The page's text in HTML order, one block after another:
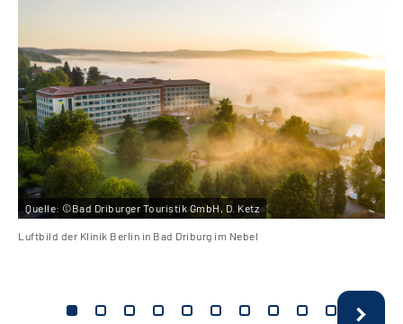
Quelle: ©Bad Driburger Touristik GmbH, D. Ketz
Luftbild der Klinik Berlin in Bad Driburg im Nebel